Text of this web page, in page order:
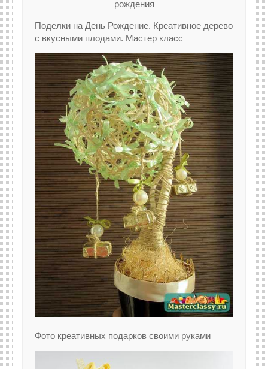
Поделки на День Рождение. Креативное дерево
с вкусными плодами. Мастер класс
Фото креативных подарков своими руками